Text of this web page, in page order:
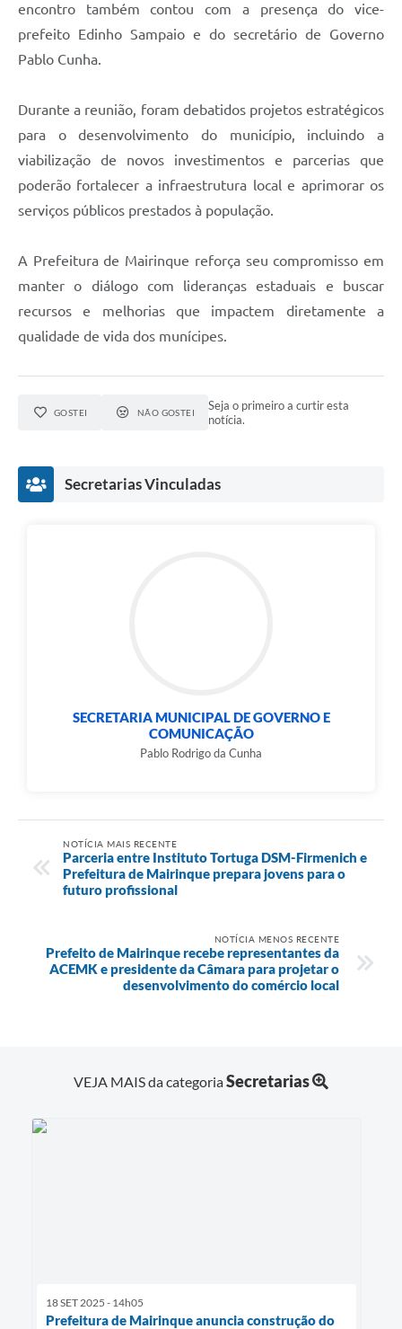
encontro também contou com a presença do vice-
prefeito Edinho Sampaio e do secretário de Governo
Pablo Cunha.
Durante a reunião, foram debatidos projetos estratégicos
para o desenvolvimento do município, incluindo a
viabilização de novos investimentos e parcerias que
poderão fortalecer a infraestrutura local e aprimorar os
serviços públicos prestados à população.
A Prefeitura de Mairinque reforça seu compromisso em
manter o diálogo com lideranças estaduais e buscar
recursos e melhorias que impactem diretamente a
qualidade de vida dos munícipes.
GOSTEI NÃO GOSTEI
Seja o primeiro a curtir esta
notícia.
Secretarias Vinculadas
SECRETARIA MUNICIPAL DE GOVERNO E
COMUNICAÇÃO
Pablo Rodrigo da Cunha
NOTÍCIA MAIS RECENTE
Parceria entre Instituto Tortuga DSM-Firmenich e
Prefeitura de Mairinque prepara jovens para o
futuro profissional
NOTÍCIA MENOS RECENTE
Prefeito de Mairinque recebe representantes da
ACEMK e presidente da Câmara para projetar o
desenvolvimento do comércio local
VEJA MAIS da categoriaSecretarias
18 SET 2025 - 14h05
Prefeitura de Mairinque anuncia construção do